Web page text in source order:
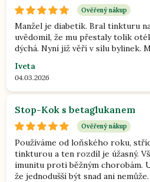
Ověřený nákup
Manžel je diabetik. Bral tinkturu
uvědomil, že mu přestaly tolik
dýchá. Nyní již věří v sílu bylinek.
Iveta
04.03.2026
Stop-Kok s betaglukanem
Ověřený nákup
Používáme od loňského roku,
tinkturou a ten rozdíl je úžasný.
imunitu proti běžným chorobám.
že jednodušší být snad ani nemůže.